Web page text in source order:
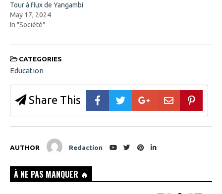
Tour à flux de Yangambi
May 17, 2024
In "Société"
CATEGORIES
Education
Share This
AUTHOR Redaction
À NE PAS MANQUER 🔥